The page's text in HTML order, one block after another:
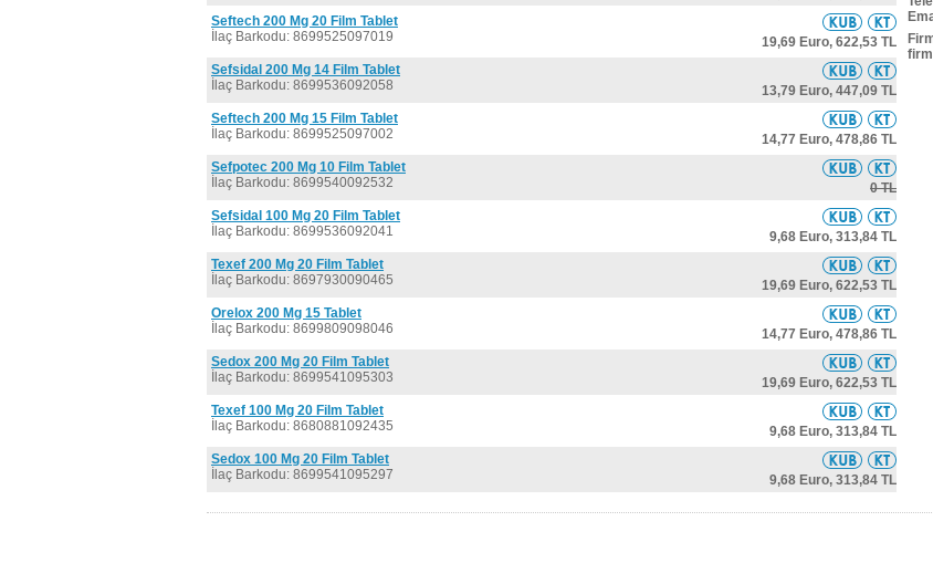
Seftech 200 Mg 20 Film Tablet
İlaç Barkodu: 8699525097019
19,69 Euro, 622,53 TL
Sefsidal 200 Mg 14 Film Tablet
İlaç Barkodu: 8699536092058
13,79 Euro, 447,09 TL
Seftech 200 Mg 15 Film Tablet
İlaç Barkodu: 8699525097002
14,77 Euro, 478,86 TL
Sefpotec 200 Mg 10 Film Tablet
İlaç Barkodu: 8699540092532
0 TL
Sefsidal 100 Mg 20 Film Tablet
İlaç Barkodu: 8699536092041
9,68 Euro, 313,84 TL
Texef 200 Mg 20 Film Tablet
İlaç Barkodu: 8697930090465
19,69 Euro, 622,53 TL
Orelox 200 Mg 15 Tablet
İlaç Barkodu: 8699809098046
14,77 Euro, 478,86 TL
Sedox 200 Mg 20 Film Tablet
İlaç Barkodu: 8699541095303
19,69 Euro, 622,53 TL
Texef 100 Mg 20 Film Tablet
İlaç Barkodu: 8680881092435
9,68 Euro, 313,84 TL
Sedox 100 Mg 20 Film Tablet
İlaç Barkodu: 8699541095297
9,68 Euro, 313,84 TL